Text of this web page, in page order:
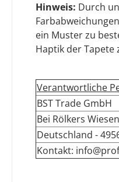
Hinweis: Durch
ein Muster zu
Haptik der Tapete
Verantwortliche
BST Trade GmbH
Bei Rölkers
Deutschland -
Kontakt: